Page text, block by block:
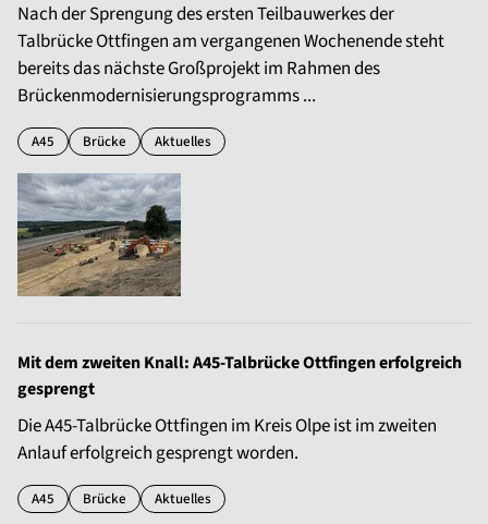
Nach der Sprengung des ersten Teilbauwerkes der
Talbrücke Ottfingen am vergangenen Wochenende steht
bereits das nächste Großprojekt im Rahmen des
Brückenmodernisierungsprogramms ...
A45 Brücke Aktuelles
Mit dem zweiten Knall: A45-Talbrücke Ottfingen erfolgreich
gesprengt
Die A45-Talbrücke Ottfingen im Kreis Olpe ist im zweiten
Anlauf erfolgreich gesprengt worden.
A45 Brücke Aktuelles